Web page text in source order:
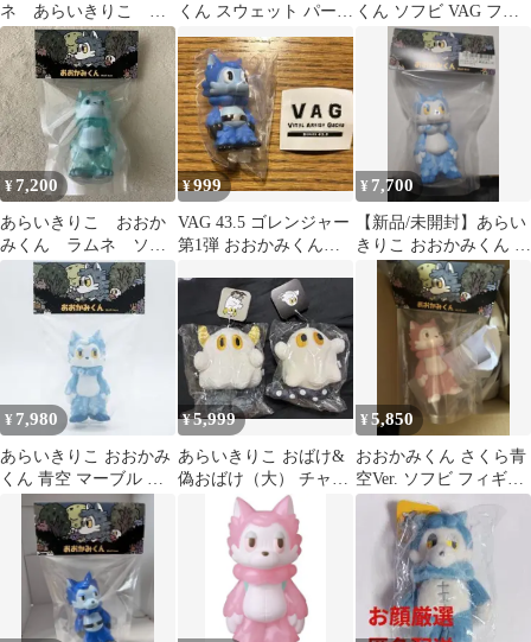
ネ あらいきりこ ソ
フビ
くん スウェット パーカ
ー L
くん ソフビ VAG フィ
ギュア 個展 THEATRE
¥7,200
あらいきりこ おおか
みくん ラムネ ソフ
¥999
VAG 43.5 ゴレンジャー
第1弾 おおかみくん
ー 青
¥ 7,700
【新品/未開封】あらい
きりこ おおかみくん ソ
フビ 青空 マーブル
¥ 7,980
あらいきりこ おおかみ
くん 青空 マーブル ソ
フビ
¥5,999
あらいきりこ おばけ&
偽おばけ（大） チャー
ム ぬいぐるみ
THEATRE
¥5,850
おおかみくん さくら青
空Ver. ソフビ フィギュ
ア